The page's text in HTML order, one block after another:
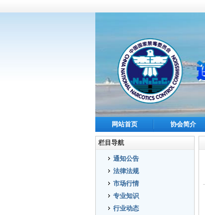
网站首页
协会简介
栏目导航
通知公告
法律法规
市场行情
专业知识
行业动态